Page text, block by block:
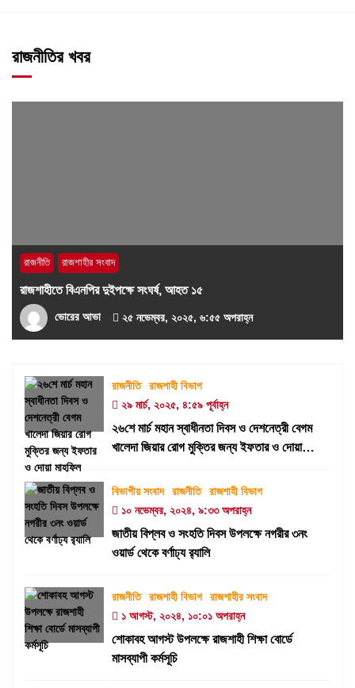
রাজনীতির খবর
রাজনীতি রাজশাহীর সংবাদ
রাজশাহীতে বিএনপির দুইপক্ষে সংঘর্ষ, আহত ১৫
ভোরের আভা ২৫ নভেম্বর, ২০২৫, ৬:৫৫ অপরাহ্ন
রাজনীতি
রাজশাহী বিভাগ
২৯ মার্চ, ২০২৫, ৪:৫৯ পূর্বাহ্ন
২৬শে মার্চ মহান স্বাধীনতা দিবস ও দেশনেত্রী বেগম
খালেদা জিয়ার রোগ মুক্তির জন্য ইফতার ও দোয়া
বিভাগীয় সংবাদ রাজনীতি
রাজশাহী বিভাগ
১০ নভেম্বর, ২০২৪, ৯:৩৩ অপরাহ্ন
জাতীয় বিপ্লব ও সংহতি দিবস উপলক্ষে নগরীর ৩নং
ওয়ার্ড থেকে বর্ণাঢ্য র‍্যালি
রাজনীতি রাজশাহী বিভাগ
রাজশাহীর সংবাদ
১ আগস্ট, ২০২৪, ১০:০১ অপরাহ্ন
শোকাবহ আগস্ট উপলক্ষে রাজশাহী শিক্ষা বোর্ডে
মাসব্যাপী কর্মসূচি